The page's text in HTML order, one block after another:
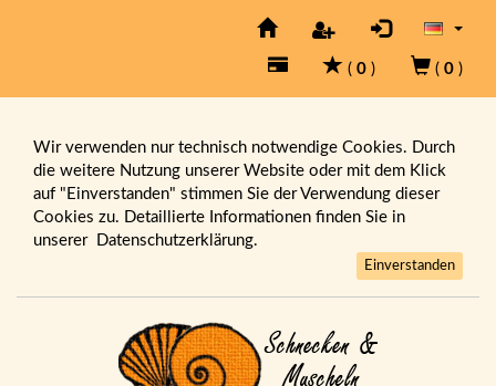
( 0 ) ( 0 )
Wir verwenden nur technisch notwendige Cookies. Durch
die weitere Nutzung unserer Website oder mit dem Klick
auf "Einverstanden" stimmen Sie der Verwendung dieser
Cookies zu. Detaillierte Informationen finden Sie in
unserer Datenschutzerklärung.
Einverstanden